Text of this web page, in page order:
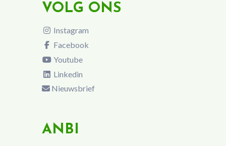
VOLG ONS
Instagram
Facebook
Youtube
Linkedin
Nieuwsbrief
ANBI